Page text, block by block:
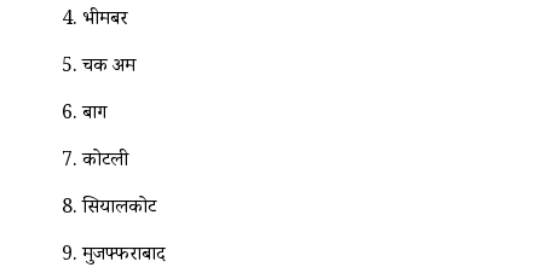
भीमबर
चक अमरू
बाग
कोटली
सियालकोट
मुजफ्फराबाद